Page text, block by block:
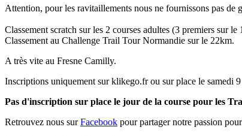
Attention, pour les ravitaillements nous ne fournissons pas de
Classement scratch sur les 2 courses adultes (3 premiers sur
Classement au Challenge Trail Tour Normandie sur le 22km.
A très vite au Fresne Camilly.
Inscriptions uniquement sur klikego.fr ou sur place le samedi
Pas d'inscription sur place le jour de la course pour les
Retrouvez nous surFacebook pour partager notre passion